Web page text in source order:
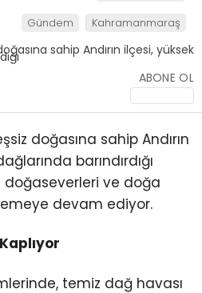
Gündem Kahramanmaraş
ABONE OL
doğasına sahip Andırın
barındırdığı
ve doğa
devam ediyor.
temiz dağ havası